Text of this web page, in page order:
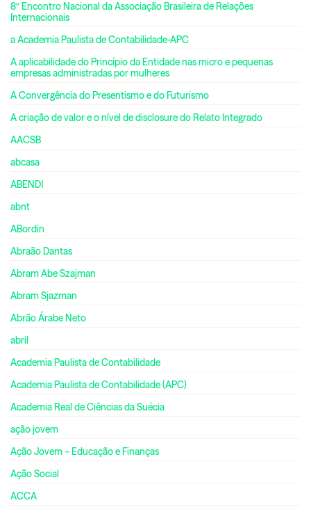
8º Encontro Nacional da Associação Brasileira de Relações
Internacionais
a Academia Paulista de Contabilidade-APC
A aplicabilidade do Princípio da Entidade nas micro e pequenas
empresas administradas por mulheres
A Convergência do Presentismo e do Futurismo
A criação de valor e o nível de disclosure do Relato Integrado
AACSB
abcasa
ABENDI
abnt
ABordin
Abraão Dantas
Abram Abe Szajman
Abram Sjazman
Abrão Árabe Neto
abril
Academia Paulista de Contabilidade
Academia Paulista de Contabilidade (APC)
Academia Real de Ciências da Suécia
ação jovem
Ação Jovem – Educação e Finanças
Ação Social
ACCA